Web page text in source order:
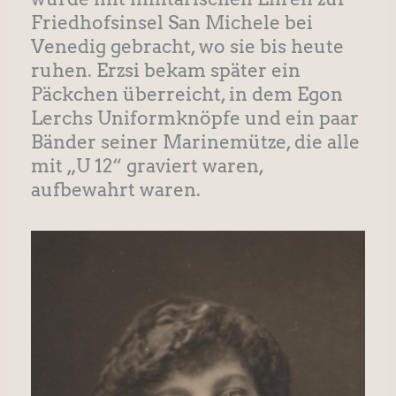
Friedhofsinsel San Michele bei
Venedig gebracht, wo sie bis heute
ruhen. Erzsi bekam später ein
Päckchen überreicht, in dem Egon
Lerchs Uniformknöpfe und ein paar
Bänder seiner Marinemütze, die alle
mit „U 12“ graviert waren,
aufbewahrt waren.